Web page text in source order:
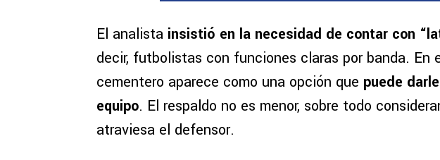
El analista insistió en la necesidad de contar con
decir, futbolistas con funciones claras por banda. En
cementero aparece como una opción que puede
equipo. El respaldo no es menor, sobre todo
atraviesa el defensor.